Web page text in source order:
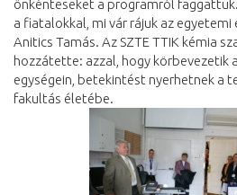
önkénteseket a programról
a fiatalokkal, mi vár rájuk az egyetemi
Anitics Tamás. Az SZTE TTIK kémia
hozzátette: azzal, hogy körbevezetik
egységein, betekintést nyerhetnek a
fakultás életébe.